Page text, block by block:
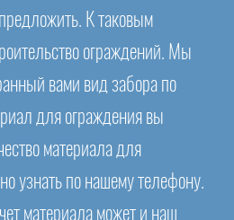
К таковым
ограждений. Мы
вами вид забора по
для ограждения вы
материала для
узнать по нашему телефону.
материала может и наш